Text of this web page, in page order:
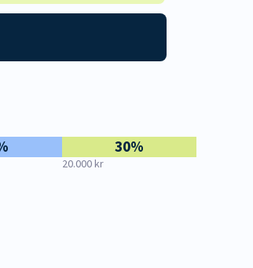
30%
20.000 kr